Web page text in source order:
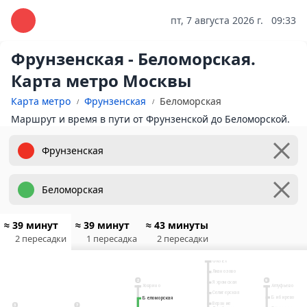
пт, 7 августа 2026 г. 09:33
Фрунзенская - Беломорская.
Карта метро Москвы
Карта метро Фрунзенская
Беломорская
Маршрут и время в пути от Фрунзенской до Беломорской.
≈ 39 минут
2 пересадки
≈ 39 минут
1 пересадка
≈ 43 минуты
2 пересадки
2
3 7
9
Алтуфьево
Бибирево
Ховрино
Верхние
Селигерская
Физтех
Лианозово
Яхромская
Беломорская
Беломорская